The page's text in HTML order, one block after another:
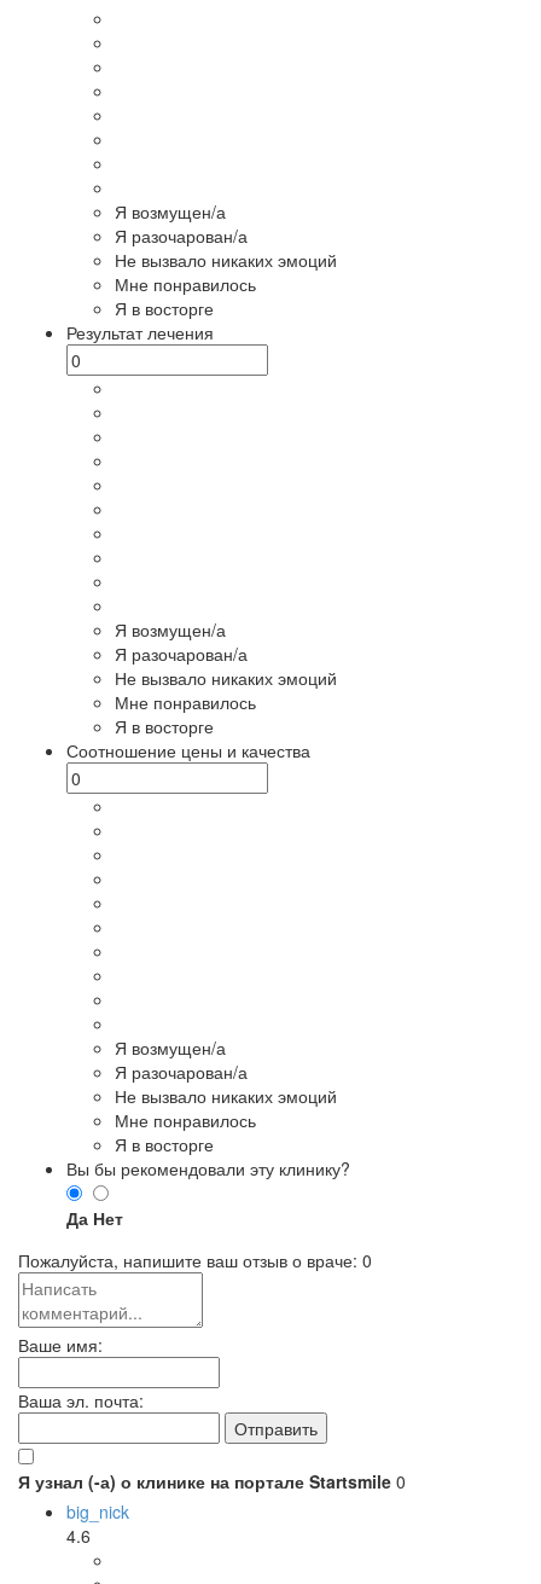
Я возмущен/а
Я разочарован/а
Не вызвало никаких эмоций
Мне понравилось
Я в восторге
Результат лечения
Я возмущен/а
Я разочарован/а
Не вызвало никаких эмоций
Мне понравилось
Я в восторге
Соотношение цены и качества
Я возмущен/а
Я разочарован/а
Не вызвало никаких эмоций
Мне понравилось
Я в восторге
Вы бы рекомендовали эту клинику?
Да Нет
Пожалуйста, напишите ваш отзыв о враче: 0
Ваше имя:
Ваша эл. почта:
Я узнал (-а) о клинике на портале Startsmile 0
big_nick
4.6